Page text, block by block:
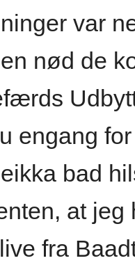
var
nød de
engang
bad
at jeg
fra